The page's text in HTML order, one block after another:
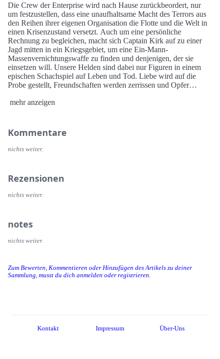
Zum Bewerten, Kommentieren oder Hinzufügen des Artikels zu deiner
Sammlung, musst du dich anmelden oder registrieren.
Die Crew der Enterprise wird nach Hause zurückbeordert, nur
um festzustellen, dass eine unaufhaltsame Macht des Terrors aus
den Reihen ihrer eigenen Organisation die Flotte und die Welt in
einen Krisenzustand versetzt. Auch um eine persönliche
Rechnung zu begleichen, macht sich Captain Kirk auf zu einer
Jagd mitten in ein Kriegsgebiet, um eine Ein-Mann-
Massenvernichtungswaffe zu finden und denjenigen, der sie
einsetzen will. Unsere Helden sind dabei nur Figuren in einem
epischen Schachspiel auf Leben und Tod. Liebe wird auf die
Probe gestellt, Freundschaften werden zerrissen und Opfer
Seine Mannschaft.
mehr anzeigen
Kommentare
nichts weiter.
Rezensionen
nichts weiter.
notes
nichts weiter.
Kontakt Impressum Über-Uns